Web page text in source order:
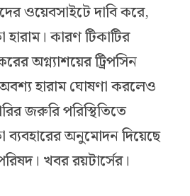
ওয়েবসাইটে দাবি করে,
হারাম। কারণ টিকাটির
অগ্ন্যাশয়ের ট্রিপসিন
হারাম ঘোষণা করলেও
জরুরি পরিস্থিতিতে
ব্যবহারের অনুমোদন দিয়েছে
খবর রয়টার্সের।